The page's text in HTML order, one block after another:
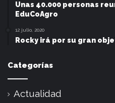
Unas 40.000 personas
EduCoAgro
12 julio, 2020
Rocky irá por su gran
Categorías
Actualidad